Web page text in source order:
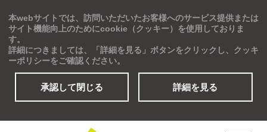
本webサイトでは、訪問いただいたお客様へのサービス提供または
サイト機能向上のためにcookie（クッキー）を使用しておりま
す。
詳細につきましては、「詳細を見る」ボタンをクリックし、クッキ
ーポリシーをご確認ください。
承認して閉じる 詳細を見る
Global
アセスメント